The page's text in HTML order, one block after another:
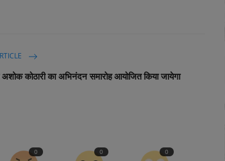
अशोक कोठारी का अभिनंदन समारोह आयोजित किया जायेगा
0 0 0